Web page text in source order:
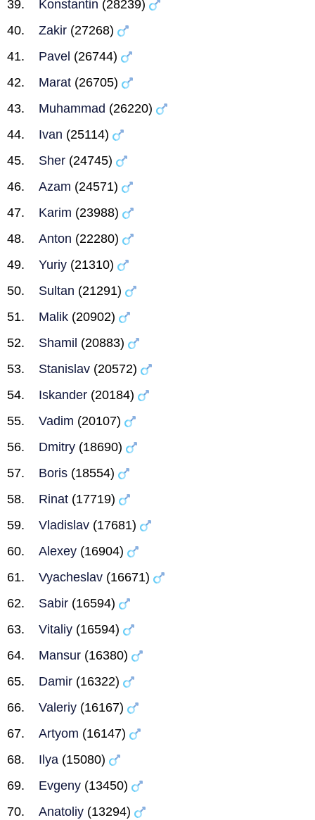
Konstantin (28239)
Zakir (27268)
Pavel (26744)
Marat (26705)
Muhammad (26220)
Ivan (25114)
Sher (24745)
Azam (24571)
Karim (23988)
Anton (22280)
Yuriy (21310)
Sultan (21291)
Malik (20902)
Shamil (20883)
Stanislav (20572)
Iskander (20184)
Vadim (20107)
Dmitry (18690)
Boris (18554)
Rinat (17719)
Vladislav (17681)
Alexey (16904)
Vyacheslav (16671)
Sabir (16594)
Vitaliy (16594)
Mansur (16380)
Damir (16322)
Valeriy (16167)
Artyom (16147)
Ilya (15080)
Evgeny (13450)
Anatoliy (13294)